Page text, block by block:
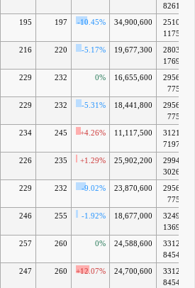
8261万
195 197 -10.45% 34,900,600
2510億
1175万
216 220 -5.17% 19,677,300
2803億
1769万
229 232 0% 16,655,600
2956億
775万
229 232 -5.31% 18,441,800
2956億
775万
234 245 +4.26% 11,117,500
3121億
7197万
226 235 +1.29% 25,902,200
2994億
3026万
229 232 -9.02% 23,870,600
2956億
775万
246 255 -1.92% 18,677,000
3249億
1369万
257 260 0% 24,588,600
3312億
8454万
247 260 +12.07% 24,700,600
3312億
8454万